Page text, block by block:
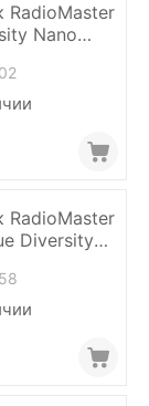
RadioMaster
Nano
Band)
RadioMaster
Diversity